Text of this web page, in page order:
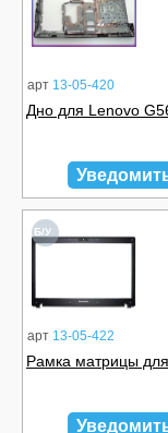
арт 13-05-420
Дно для Lenovo
Б/У
арт 13-05-422
Рамка матрицы